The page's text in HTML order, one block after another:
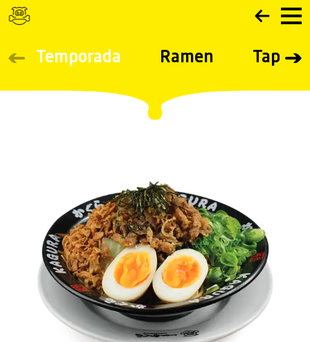
Temporada Ramen Tapas
Navigated to CARTA - Ramen Kagura